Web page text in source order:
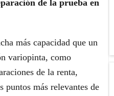
de la prueba en
más capacidad que un
variopinta, como
de la renta,
puntos más relevantes de